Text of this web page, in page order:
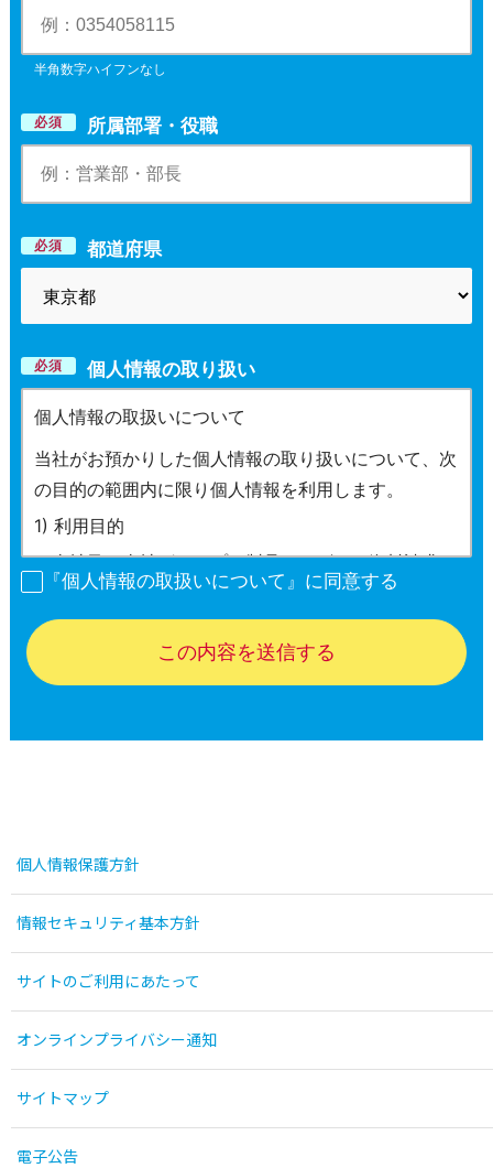
半角数字ハイフンなし
必須 所属部署・役職
必須 都道府県
必須 個人情報の取り扱い
『個人情報の取扱いについて』に同意する
この内容を送信する
個人情報保護方針
情報セキュリティ基本方針
サイトのご利用にあたって
オンラインプライバシー通知
サイトマップ
電子公告